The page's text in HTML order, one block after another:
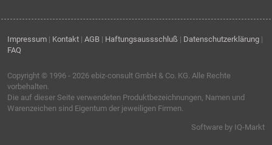
Impressum | Kontakt | AGB | Haftungsaussschluß | Datenschutzerklärung |
FAQ
Copyright © 1996 - 2026 ebiz-consult GmbH & Co. KG. Alle Rechte
vorbehalten.
Die auf dieser Seite verwendeten Produktbezeichnungen, Namen und
Warenzeichen sind Eigentum der jeweiligen Firmen.
Software by IQ-Markt